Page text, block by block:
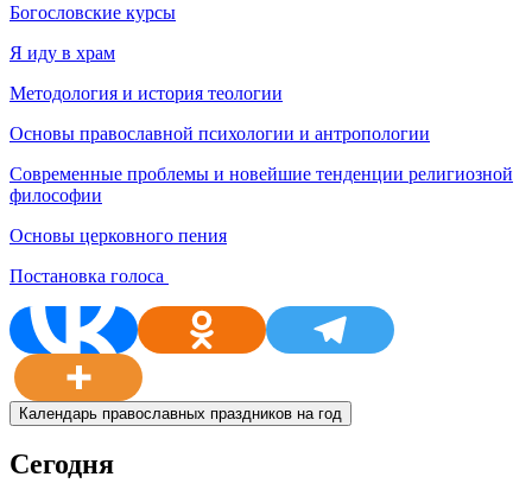
Богословские курсы
Я иду в храм
Методология и история теологии
Основы православной психологии и антропологии
Современные проблемы и новейшие тенденции религиозной
философии
Основы церковного пения
Постановка голоса
Календарь православных праздников на год
Сегодня